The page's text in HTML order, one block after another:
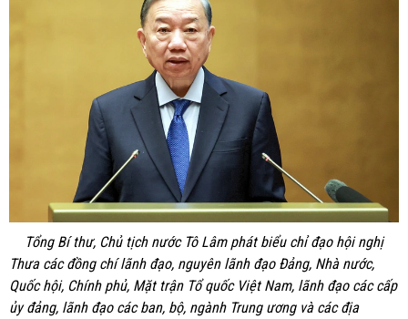
Tổng Bí thư, Chủ tịch nước Tô Lâm phát biểu chỉ đạo hội nghị
Thưa các đồng chí lãnh đạo, nguyên lãnh đạo Đảng, Nhà nước,
Quốc hội, Chính phủ, Mặt trận Tổ quốc Việt Nam, lãnh đạo các cấp
ủy đảng, lãnh đạo các ban, bộ, ngành Trung ương và các địa